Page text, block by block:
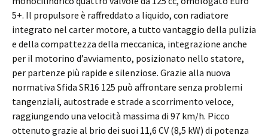
5+. Il propulsore è raffreddato a liquido, con radiatore
integrato nel carter motore, a tutto vantaggio della pulizia
e della compattezza della meccanica, integrazione anche
per il motorino d’avviamento, posizionato nello statore,
per partenze più rapide e silenziose. Grazie alla nuova
normativa Sfida SR16 125 può affrontare senza problemi
tangenziali, autostrade e strade a scorrimento veloce,
raggiungendo una velocità massima di 97 km/h. Picco
ottenuto grazie al brio dei suoi 11,6 CV (8,5 kW) di potenza